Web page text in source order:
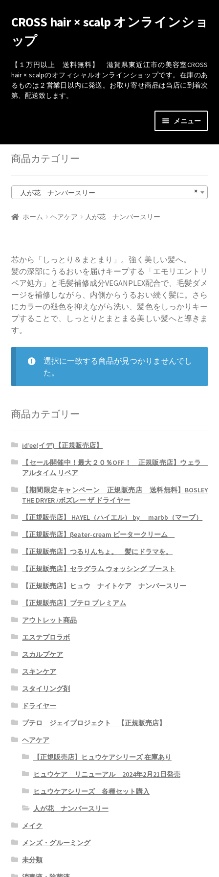
ナ
ビ
ゲ
シ
ョ
ン
へ
プ
コ
ン
テ
ツ
へ
ス
キ
CROSS hair × scalp オンラインショ
ップ
【１万円以上 送料無料】 滋賀県東近江市の美容室CROSS
hair × scalpのオフィシャルオンラインショップです。在庫のあ
るものは２営業日以内に発送。お取り寄せ商品は当店に到着次
第、配送致します。
メニュー
ショップ
取引条件（利用規約）
プライバシーポリシー
商品カテゴリー
×
人が花 ナンバースリー
ホーム ヘアケア 人が花 ナンバースリー
芯から「しっとり＆まとまり」。強く美しい髪へ。
髪の深部にうるおいを届けキープする「エモリエントリ
ペア処方」と毛髪補修成分VEGANPLEX配合で、毛髪ダメ
ージを補修しながら、内側からうるおい続く髪に。さら
にカラーの褪色を抑えながら洗い、髪色をしっかりキー
プすることで、しっとりとまとまる美しい髪へと導きま
す。
選択に一致する商品が見つかりませんでし
た。
商品カテゴリー
id’ee(イデ)【正規販売店】
【セール開催中！最大２０％OFF！ 正規販売店】ウェラ
アルタイム リペア
【期間限定キャンペーン 正規販売店 送料無料】BOSLEY
THE DRYER /ボズレー ザ ドライヤー
【正規販売店】 HAYEL（ハイエル） by marbb（マーブ）
【正規販売店】βeater-cream ビータークリーム
【正規販売店】つるりんちょ。 髪にドラマを。
【正規販売店】セラグラム ウォッシング ブースト
【正規販売店】ヒュウ ナイトケア ナンバースリー
【正規販売店】プテロ プレミアム
アウトレット商品
エステプロラボ
スカルプケア
スキンケア
スタイリング剤
ドライヤー
プテロ ジェイプロジェクト 【正規販売店】
ヘアケア
【正規販売店】ヒュウケアシリーズ 在庫あり
ヒュウケア リニューアル 2024年2月21日発売
ヒュウケアシリーズ 各種セット購入
人が花 ナンバースリー
メイク
メンズ・グルーミング
未分類